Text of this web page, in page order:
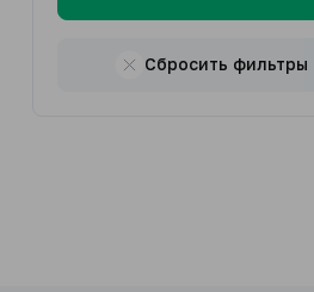
Сбросить фильтры